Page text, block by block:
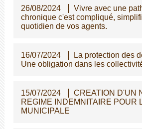
26/08/2024
Vivre avec une
chronique c'est compliqué,
quotidien de vos agents.
16/07/2024
La protection des
Une obligation dans les
15/07/2024
CREATION D'UN
REGIME INDEMNITAIRE POUR
MUNICIPALE